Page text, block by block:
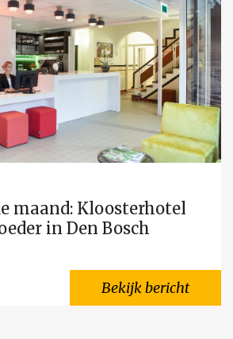
maand: Kloosterhotel
in Den Bosch
Bekijk bericht